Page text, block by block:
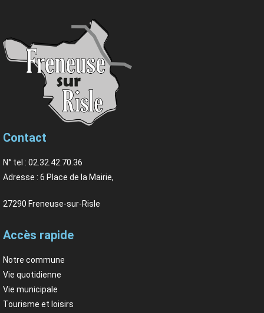
Contact
N° tel : 02.32.42.70.36
Adresse : 6 Place de la Mairie,
27290 Freneuse-sur-Risle
Accès rapide
Notre commune
Vie quotidienne
Vie municipale
Tourisme et loisirs